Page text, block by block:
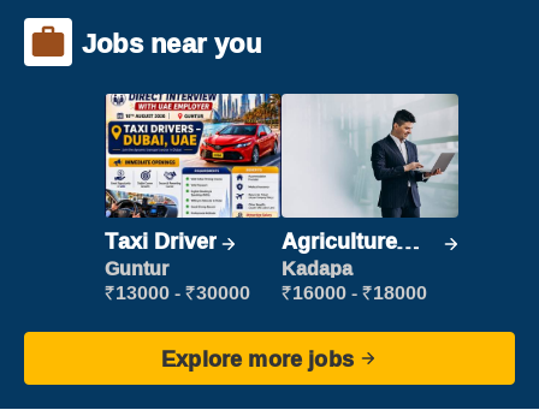
Jobs near you
Taxi Driver
Guntur
₹13000 - ₹30000
Agriculture
Labour
Kadapa
₹16000 - ₹18000
Explore more jobs